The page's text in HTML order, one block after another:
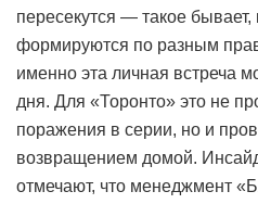
пересекутся — такое бывает,
формируются по разным
именно эта личная встреча
дня. Для «Торонто» это не
поражения в серии, но и
возвращением домой.
отмечают, что менеджмент